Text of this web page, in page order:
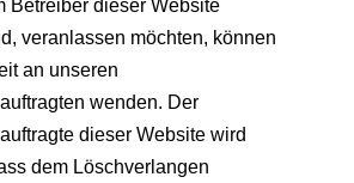
Betreiber dieser Website
veranlassen möchten, können
an unseren
wenden. Der
dieser Website wird
dem Löschverlangen